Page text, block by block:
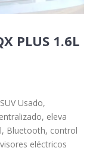
PLUS 1.6L
Usado,
eleva
Bluetooth, control
eléctricos